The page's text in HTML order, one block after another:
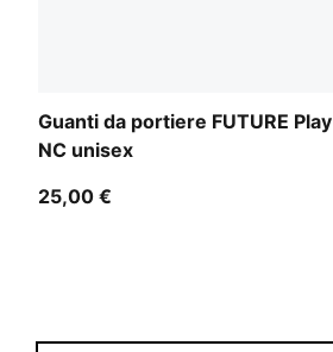
Guanti da portiere FUTURE Play
NC unisex
25,00 €